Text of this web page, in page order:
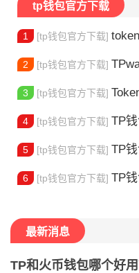
tp钱包官方下载
1 [tp钱包官方下载]
2 [tp钱包官方下载]
3 [tp钱包官方下载]
4 [tp钱包官方下载] TP钱
5 [tp钱包官方下载] TP钱
6 [tp钱包官方下载] TP钱包
最新消息
TP和火币钱包哪个好